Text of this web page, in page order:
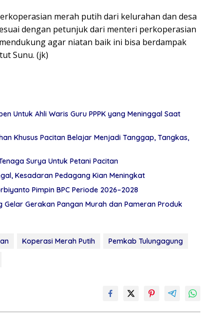
merah putih dari kelurahan dan desa
dengan petunjuk dari menteri perkoperasian
agar niatan baik ini bisa berdampak
Sunu. (jk)
Untuk Ahli Waris Guru PPPK yang Meninggal Saat
Khusus Pacitan Belajar Menjadi Tanggap, Tangkas,
Surya Untuk Petani Pacitan
Kesadaran Pedagang Kian Meningkat
Pimpin BPC Periode 2026–2028
Gerakan Pangan Murah dan Pameran Produk
Koperasi Merah Putih
Pemkab Tulungagung